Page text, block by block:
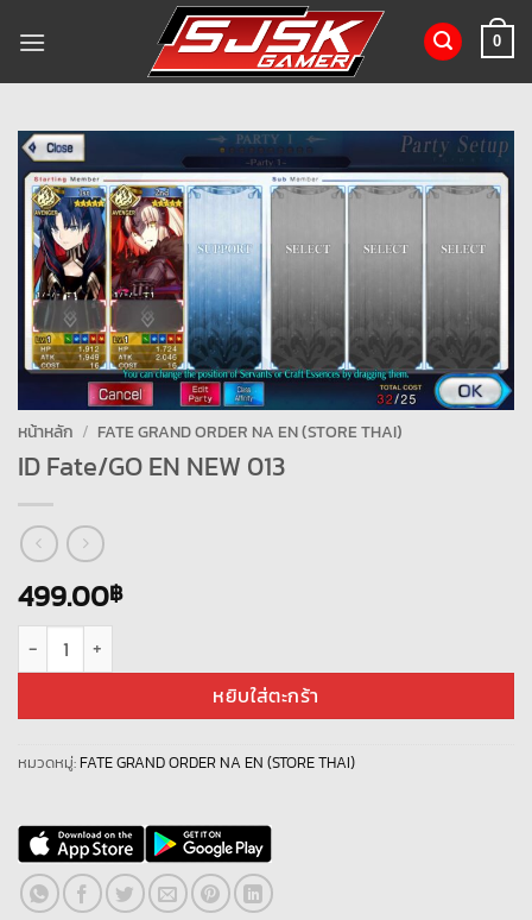
0
หน้าหลัก / FATE GRAND ORDER NA EN (STORE THAI)
ID Fate/GO EN NEW 013
499.00฿
จำนวน ID Fate/GO EN NEW 013 ชิ้น
หยิบใส่ตะกร้า
หมวดหมู่: FATE GRAND ORDER NA EN (STORE THAI)